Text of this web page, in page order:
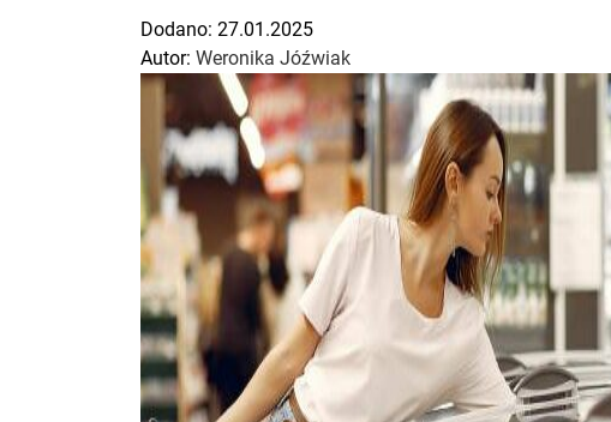
Dodano: 27.01.2025
Autor: Weronika Jóźwiak